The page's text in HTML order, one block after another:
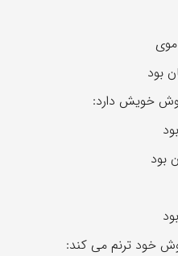
بود
خوش خویش دارد:
بود
خود ترنم می کند: